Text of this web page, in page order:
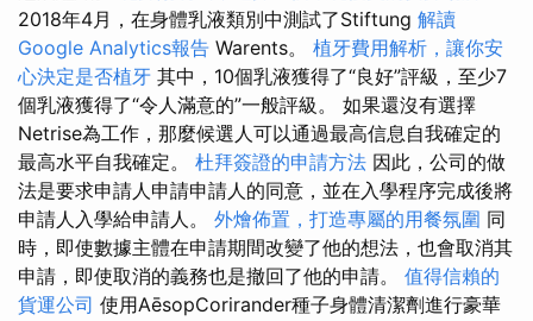
2018年4月，在身體乳液類別中測試了Stiftung 解讀
Google Analytics報告 Warents。 植牙費用解析，讓你安
心決定是否植牙 其中，10個乳液獲得了“良好”評級，至少7
個乳液獲得了“令人滿意的”一般評級。 如果還沒有選擇
Netrise為工作，那麼候選人可以通過最高信息自我確定的
最高水平自我確定。 杜拜簽證的申請方法 因此，公司的做
法是要求申請人申請申請人的同意，並在入學程序完成後將
申請人入學給申請人。 外燴佈置，打造專屬的用餐氛圍 同
時，即使數據主體在申請期間改變了他的想法，也會取消其
申請，即使取消的義務也是撤回了他的申請。 值得信賴的
貨運公司 使用AēsopCorirander種子身體清潔劑進行豪華